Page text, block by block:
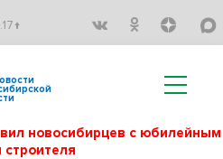
новосибирцев с юбилейным